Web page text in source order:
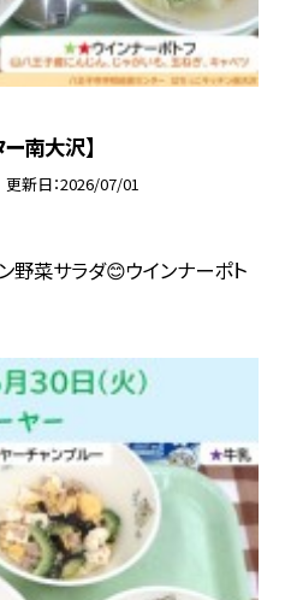
南大沢】
更新日 2026/07/01
野菜サラダ😊ウインナーポト